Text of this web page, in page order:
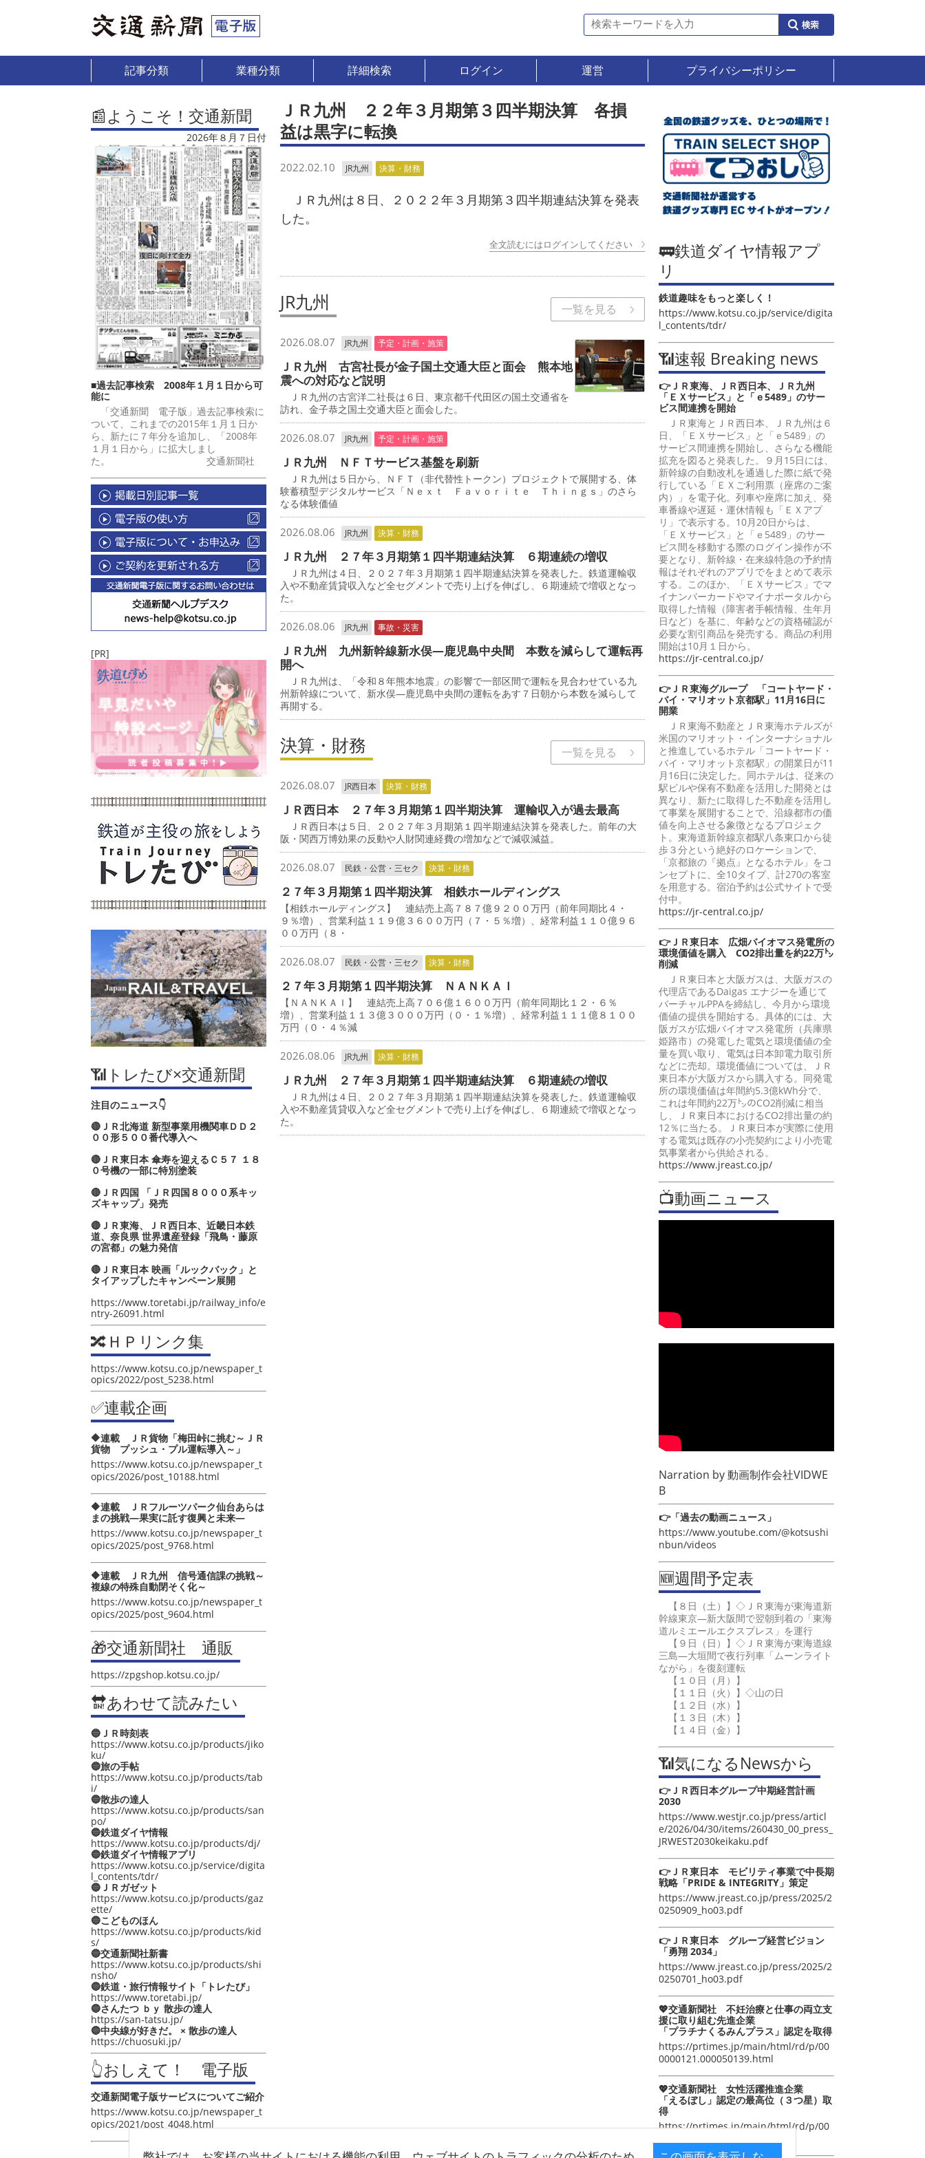
記事分類 業種分類 詳細検索 ログイン 運営 プライバシーポリシー
📰ようこそ！交通新聞
2026年８月７日付
■過去記事検索 2008年１月１日から可
能に
「交通新聞 電子版」過去記事検索に
ついて、これまでの2015年１月１日か
ら、新たに７年分を追加し、「2008年
１月１日から」に拡大しまし
た。 交通新聞社
[PR]
📶トレたび×交通新聞
注目のニュース👇
🔴ＪＲ北海道 新型事業用機関車ＤＤ２
００形５００番代導入へ
🔴ＪＲ東日本 傘寿を迎えるＣ５７ １８
０号機の一部に特別塗装
🔴ＪＲ四国 「ＪＲ四国８０００系キッ
ズキャップ」発売
🔴ＪＲ東海、ＪＲ西日本、近畿日本鉄
道、奈良県 世界遺産登録「飛鳥・藤原
の宮都」の魅力発信
🔴ＪＲ東日本 映画「ルックバック」と
タイアップしたキャンペーン展開
https://www.toretabi.jp/railway_info/e
ntry-26091.html
🔀ＨＰリンク集
https://www.kotsu.co.jp/newspaper_t
opics/2022/post_5238.html
✅連載企画
🔶連載 ＪＲ貨物「梅田峠に挑む～ＪＲ
貨物 プッシュ・プル運転導入～」
https://www.kotsu.co.jp/newspaper_t
opics/2026/post_10188.html
🔶連載 ＪＲフルーツパーク仙台あらは
まの挑戦―果実に託す復興と未来―
https://www.kotsu.co.jp/newspaper_t
opics/2025/post_9768.html
🔶連載 ＪＲ九州 信号通信課の挑戦～
複線の特殊自動閉そく化～
https://www.kotsu.co.jp/newspaper_t
opics/2025/post_9604.html
🎁交通新聞社 通販
https://zpgshop.kotsu.co.jp/
🔛あわせて読みたい
🔵ＪＲ時刻表
https://www.kotsu.co.jp/products/jiko
ku/
🔵旅の手帖
https://www.kotsu.co.jp/products/tab
i/
🔵散歩の達人
https://www.kotsu.co.jp/products/san
po/
🔵鉄道ダイヤ情報
https://www.kotsu.co.jp/products/dj/
🔵鉄道ダイヤ情報アプリ
https://www.kotsu.co.jp/service/digita
l_contents/tdr/
🔵ＪＲガゼット
https://www.kotsu.co.jp/products/gaz
ette/
🔵こどものほん
https://www.kotsu.co.jp/products/kid
s/
🔵交通新聞社新書
https://www.kotsu.co.jp/products/shi
nsho/
🔵鉄道・旅行情報サイト「トレたび」
https://www.toretabi.jp/
🔵さんたつ ｂｙ 散歩の達人
https://san-tatsu.jp/
🔵中央線が好きだ。 × 散歩の達人
https://chuosuki.jp/
👆おしえて！ 電子版
交通新聞電子版サービスについてご紹介
https://www.kotsu.co.jp/newspaper_t
opics/2021/post_4048.html
ＪＲ九州 ２２年３月期第３四半期決算 各損
益は黒字に転換
2022.02.10 JR九州 決算・財務
ＪＲ九州は８日、２０２２年３月期第３四半期連結決算を発表
した。
全文読むにはログインしてください
JR九州 一覧を見る
2026.08.07 JR九州 予定・計画・施策
ＪＲ九州 古宮社長が金子国土交通大臣と面会 熊本地
震への対応など説明
ＪＲ九州の古宮洋二社長は６日、東京都千代田区の国土交通省を
訪れ、金子恭之国土交通大臣と面会した。
2026.08.07 JR九州 予定・計画・施策
ＪＲ九州 ＮＦＴサービス基盤を刷新
ＪＲ九州は５日から、ＮＦＴ（非代替性トークン）プロジェクトで展開する、体
験蓄積型デジタルサービス「Ｎｅｘｔ Ｆａｖｏｒｉｔｅ Ｔｈｉｎｇｓ」のさら
なる体験価値
2026.08.06 JR九州 決算・財務
ＪＲ九州 ２７年３月期第１四半期連結決算 ６期連続の増収
ＪＲ九州は４日、２０２７年３月期第１四半期連結決算を発表した。鉄道運輸収
入や不動産賃貸収入など全セグメントで売り上げを伸ばし、６期連続で増収となっ
た。
2026.08.06 JR九州 事故・災害
ＪＲ九州 九州新幹線新水俣―鹿児島中央間 本数を減らして運転再
開へ
ＪＲ九州は、「令和８年熊本地震」の影響で一部区間で運転を見合わせている九
州新幹線について、新水俣―鹿児島中央間の運転をあす７日朝から本数を減らして
再開する。
決算・財務 一覧を見る
2026.08.07 JR西日本 決算・財務
ＪＲ西日本 ２７年３月期第１四半期決算 運輸収入が過去最高
ＪＲ西日本は５日、２０２７年３月期第１四半期連結決算を発表した。前年の大
阪・関西万博効果の反動や人財関連経費の増加などで減収減益。
2026.08.07 民鉄・公営・三セク 決算・財務
２７年３月期第１四半期決算 相鉄ホールディングス
【相鉄ホールディングス】 連結売上高７８７億９２００万円（前年同期比４・
９％増）、営業利益１１９億３６００万円（７・５％増）、経常利益１１０億９６
００万円（８・
2026.08.07 民鉄・公営・三セク 決算・財務
２７年３月期第１四半期決算 ＮＡＮＫＡＩ
【ＮＡＮＫＡＩ】 連結売上高７０６億１６００万円（前年同期比１２・６％
増）、営業利益１１３億３０００万円（０・１％増）、経常利益１１１億８１００
万円（０・４％減
2026.08.06 JR九州 決算・財務
ＪＲ九州 ２７年３月期第１四半期連結決算 ６期連続の増収
ＪＲ九州は４日、２０２７年３月期第１四半期連結決算を発表した。鉄道運輸収
入や不動産賃貸収入など全セグメントで売り上げを伸ばし、６期連続で増収となっ
た。
🚃鉄道ダイヤ情報アプ
リ
鉄道趣味をもっと楽しく！
https://www.kotsu.co.jp/service/digita
l_contents/tdr/
📶速報 Breaking news
👉ＪＲ東海、ＪＲ西日本、ＪＲ九州
「ＥＸサービス」と「ｅ5489」のサー
ビス間連携を開始
ＪＲ東海とＪＲ西日本、ＪＲ九州は６
日、「ＥＸサービス」と「ｅ5489」の
サービス間連携を開始し、さらなる機能
拡充を図ると発表した。９月15日には、
新幹線の自動改札を通過した際に紙で発
行している「ＥＸご利用票（座席のご案
内）」を電子化。列車や座席に加え、発
車番線や遅延・運休情報も「ＥＸアプ
リ」で表示する。10月20日からは、
「ＥＸサービス」と「ｅ5489」のサー
ビス間を移動する際のログイン操作が不
要となり、新幹線・在来線特急の予約情
報はそれぞれのアプリでをまとめて表示
する。このほか、「ＥＸサービス」でマ
イナンバーカードやマイナポータルから
取得した情報（障害者手帳情報、生年月
日など）を基に、年齢などの資格確認が
必要な割引商品を発売する。商品の利用
開始は10月１日から。
https://jr-central.co.jp/
👉ＪＲ東海グループ 「コートヤード・
バイ・マリオット京都駅」11月16日に
開業
ＪＲ東海不動産とＪＲ東海ホテルズが
米国のマリオット・インターナショナル
と推進しているホテル「コートヤード・
バイ・マリオット京都駅」の開業日が11
月16日に決定した。同ホテルは、従来の
駅ビルや保有不動産を活用した開発とは
異なり、新たに取得した不動産を活用し
て事業を展開することで、沿線都市の価
値を向上させる象徴となるプロジェク
ト。東海道新幹線京都駅八条東口から徒
歩３分という絶好のロケーションで、
「京都旅の『拠点』となるホテル」をコ
ンセプトに、全10タイプ、計270の客室
を用意する。宿泊予約は公式サイトで受
付中。
https://jr-central.co.jp/
👉ＪＲ東日本 広畑バイオマス発電所の
環境価値を購入 CO2排出量を約22万㌧
削減
ＪＲ東日本と大阪ガスは、大阪ガスの
代理店であるDaigas エナジーを通じて
バーチャルPPAを締結し、今月から環境
価値の提供を開始する。具体的には、大
阪ガスが広畑バイオマス発電所（兵庫県
姫路市）の発電した電気と環境価値の全
量を買い取り、電気は日本卸電力取引所
などに売却。環境価値については、ＪＲ
東日本が大阪ガスから購入する。同発電
所の環境価値は年間約5.3億kWh分で、
これは年間約22万㌧のCO2削減に相当
し、ＪＲ東日本におけるCO2排出量の約
12％に当たる。ＪＲ東日本が実際に使用
する電気は既存の小売契約により小売電
気事業者から供給される。
https://www.jreast.co.jp/
📺動画ニュース
Narration by動画制作会社VIDWE
B
👉「過去の動画ニュース」
https://www.youtube.com/@kotsushi
nbun/videos
🆕週間予定表
【８日（土）】◇ＪＲ東海が東海道新
幹線東京―新大阪間で翌朝到着の「東海
道ルミエールエクスプレス」を運行
【９日（日）】◇ＪＲ東海が東海道線
三島―大垣間で夜行列車「ムーンライト
ながら」を復刻運転
【１０日（月）】
【１１日（火）】◇山の日
【１２日（水）】
【１３日（木）】
【１４日（金）】
📶気になるNewsから
👉ＪＲ西日本グループ中期経営計画
2030
https://www.westjr.co.jp/press/articl
e/2026/04/30/items/260430_00_press_
JRWEST2030keikaku.pdf
👉ＪＲ東日本 モビリティ事業で中長期
戦略「PRIDE & INTEGRITY」策定
https://www.jreast.co.jp/press/2025/2
0250909_ho03.pdf
👉ＪＲ東日本 グループ経営ビジョン
「勇翔 2034」
https://www.jreast.co.jp/press/2025/2
0250701_ho03.pdf
💖交通新聞社 不妊治療と仕事の両立支
援に取り組む先進企業
「プラチナくるみんプラス」認定を取得
https://prtimes.jp/main/html/rd/p/00
0000121.000050139.html
💖交通新聞社 女性活躍推進企業
「えるぼし」認定の最高位（３つ星）取
得
https://prtimes.jp/main/html/rd/p/00